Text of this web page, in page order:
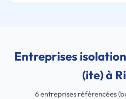
Entreprises
(ite) à
6 entreprises référencées